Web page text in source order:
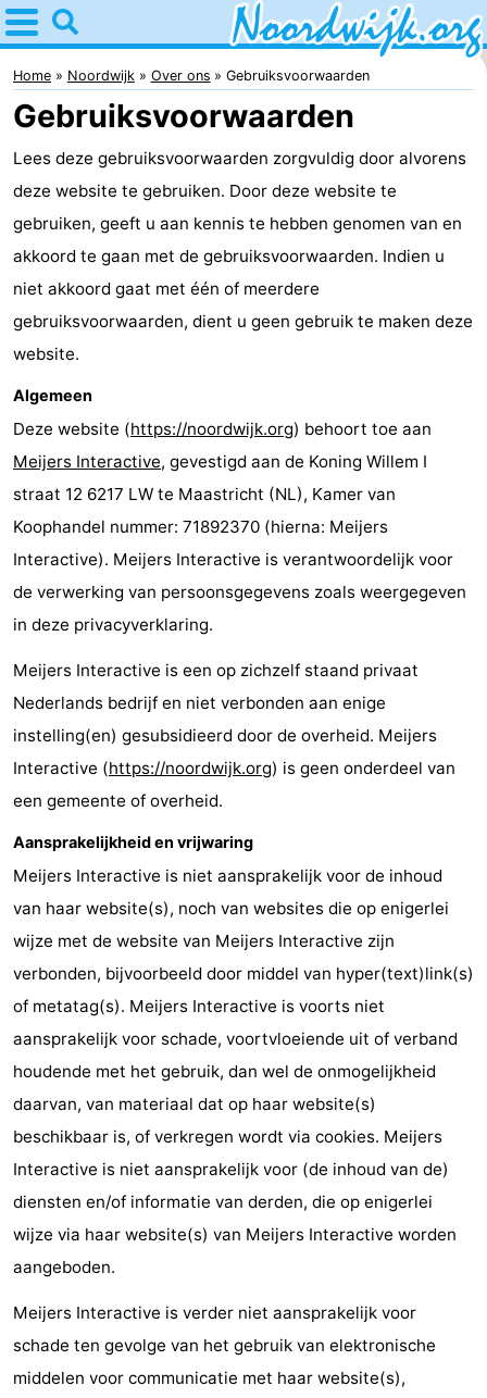
Home
Noordwijk
Tips
Voor
kinderen
Overnachten
Appartementen
Bed
(&
Campings
Vakantiehuizen
De
Spar
-
Noordduinen
Duinresort
Dunimar
-
Noordwijkse
Duinen
-
Parc
du
Soleil
Last
minutes
Strand
&
doen
Bezienswaardigheden
-
Musea
-
Monumenten
-
Uitkijkpunten
Attracties
-
Rondvaarten
-
Speeltuinen
-
Experiences
Wellness
Home Noordwijk Over ons Gebruiksvoorwaarden
Gebruiksvoorwaarden
Lees deze gebruiksvoorwaarden zorgvuldig door alvorens
deze website te gebruiken. Door deze website te
gebruiken, geeft u aan kennis te hebben genomen van en
akkoord te gaan met de gebruiksvoorwaarden. Indien u
niet akkoord gaat met één of meerdere
gebruiksvoorwaarden, dient u geen gebruik te maken deze
website.
Algemeen
Deze website (https://noordwijk.org) behoort toe aan
Meijers Interactive, gevestigd aan de Koning Willem I
straat 12 6217 LW te Maastricht (NL), Kamer van
Koophandel nummer: 71892370 (hierna: Meijers
Interactive). Meijers Interactive is verantwoordelijk voor
de verwerking van persoonsgegevens zoals weergegeven
in deze privacyverklaring.
Meijers Interactive is een op zichzelf staand privaat
Nederlands bedrijf en niet verbonden aan enige
instelling(en) gesubsidieerd door de overheid. Meijers
Interactive (https://noordwijk.org) is geen onderdeel van
een gemeente of overheid.
Aansprakelijkheid en vrijwaring
Meijers Interactive is niet aansprakelijk voor de inhoud
van haar website(s), noch van websites die op enigerlei
wijze met de website van Meijers Interactive zijn
verbonden, bijvoorbeeld door middel van hyper(text)link(s)
of metatag(s). Meijers Interactive is voorts niet
aansprakelijk voor schade, voortvloeiende uit of verband
houdende met het gebruik, dan wel de onmogelijkheid
daarvan, van materiaal dat op haar website(s)
beschikbaar is, of verkregen wordt via cookies. Meijers
Interactive is niet aansprakelijk voor (de inhoud van de)
diensten en/of informatie van derden, die op enigerlei
wijze via haar website(s) van Meijers Interactive worden
aangeboden.
Meijers Interactive is verder niet aansprakelijk voor
schade ten gevolge van het gebruik van elektronische
middelen voor communicatie met haar website(s),